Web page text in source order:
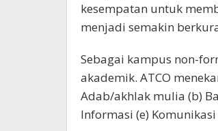
kesempatan untuk
menjadi semakin
Sebagai kampus non-
akademik. ATCO
Adab/akhlak mulia (b)
Informasi (e)